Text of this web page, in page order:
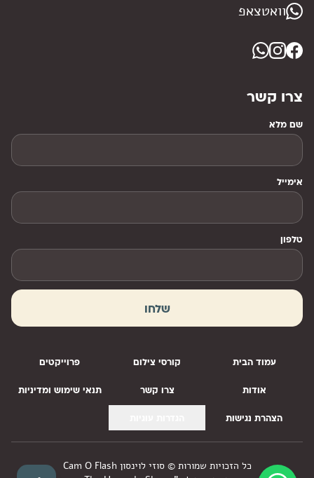
וואטצאפ
צרו קשר
שם מלא
אימייל
טלפון
שלחו
עמוד הבית קורסי צילום פרוייקטים
אודות צרו קשר תנאי שימוש ומדיניות
הצהרת נגישות
כל הזכויות שמורות © סוזי לוינסון Cam O Flash